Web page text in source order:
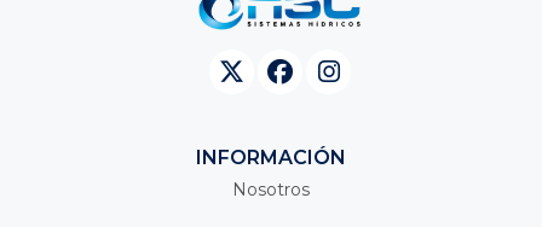
INFORMACIÓN
Nosotros